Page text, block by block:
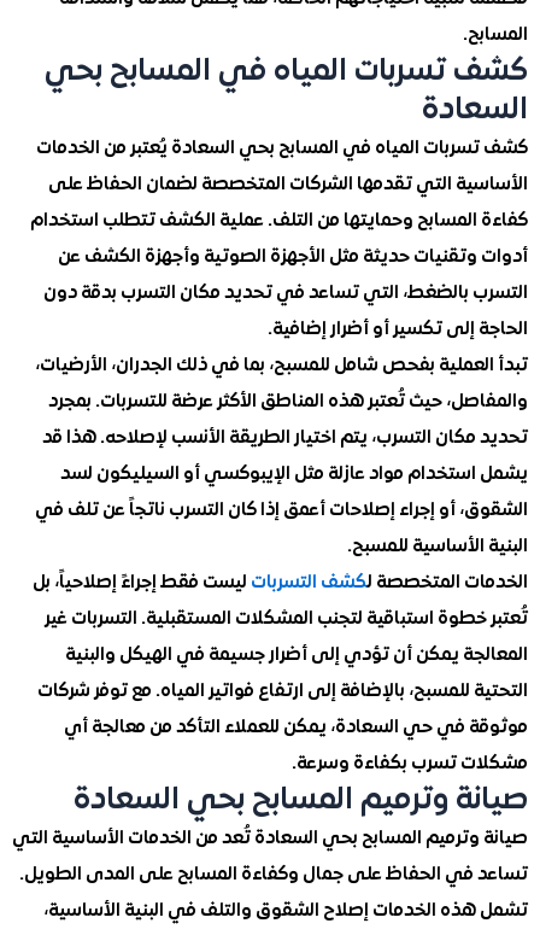
المياه في المسابح بحي
المياه في المسابح بحي السعادة يُعتبر من الخدمات
التي تقدمها الشركات المتخصصة لضمان الحفاظ على
وحمايتها من التلف. عملية الكشف تتطلب استخدام
حديثة مثل الأجهزة الصوتية وأجهزة الكشف عن
بالضغط، التي تساعد في تحديد مكان التسرب بدقة دون
إلى تكسير أو أضرار إضافية.
بفحص شامل للمسبح، بما في ذلك الجدران، الأرضيات،
حيث تُعتبر هذه المناطق الأكثر عرضة للتسربات. بمجرد
التسرب، يتم اختيار الطريقة الأنسب لإصلاحه. هذا قد
مواد عازلة مثل الإيبوكسي أو السيليكون لسد
أو إجراء إصلاحات أعمق إذا كان التسرب ناتجاً عن تلف في
للمسبح.
المتخصصة لكشف التسرباتليست فقط إجراءً إصلاحياً، بل
استباقية لتجنب المشكلات المستقبلية. التسربات غير
يمكن أن تؤدي إلى أضرار جسيمة في الهيكل والبنية
للمسبح، بالإضافة إلى ارتفاع فواتير المياه. مع توفر شركات
في حي السعادة، يمكن للعملاء التأكد من معالجة أي
تسرب بكفاءة وسرعة.
وترميم المسابح بحي السعادة
المسابح بحي السعادة تُعد من الخدمات الأساسية التي
الحفاظ على جمال وكفاءة المسابح على المدى الطويل.
الخدمات إصلاح الشقوق والتلف في البنية الأساسية،